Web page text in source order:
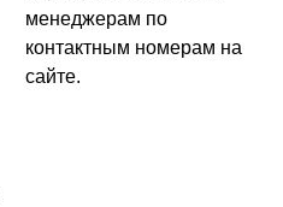
менеджерам по
контактным номерам на
сайте.